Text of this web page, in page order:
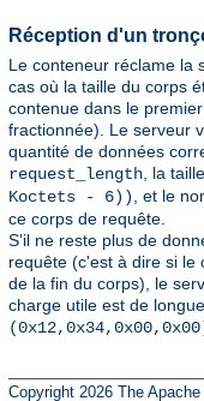
Réception d'un
Le conteneur réclame la
cas où la taille du corps
contenue dans le
fractionnée). Le serveur
quantité de données
request_length , la
Koctets - 6))
, et le
ce corps de requête.
S'il ne reste plus de
requête (c'est à dire si le
de la fin du corps), le
charge utile est de
Copyright 2026 The